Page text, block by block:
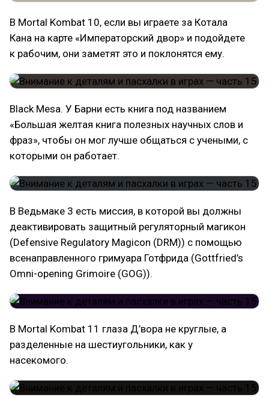
В Mortal Kombat 10, если вы играете за Котала
Кана на карте «Императорский двор» и подойдете
к рабочим, они заметят это и поклонятся ему.
Black Mesa. У Барни есть книга под названием
«Большая желтая книга полезных научных слов и
фраз», чтобы он мог лучше общаться с учеными, с
которыми он работает.
В Ведьмаке 3 есть миссия, в которой вы должны
деактивировать защитный регуляторный магикон
(Defensive Regulatory Magicon (DRM)) с помощью
всенаправленного гримуара Готфрида (Gottfried’s
Omni-opening Grimoire (GOG)).
В Mortal Kombat 11 глаза Д’вора не круглые, а
разделенные на шестиугольники, как у
насекомого.